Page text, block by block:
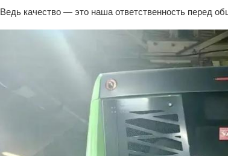
Ведь качество — это наша ответственность перед